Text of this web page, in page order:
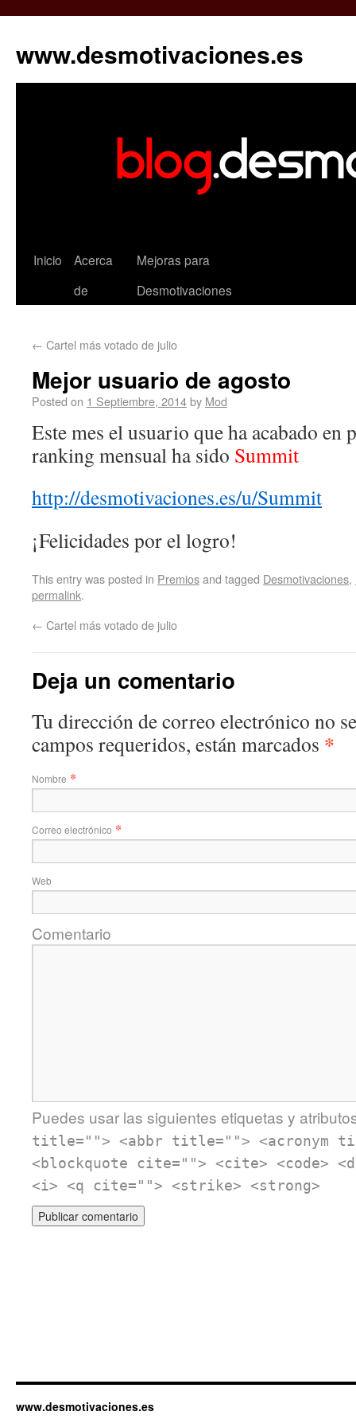
www.desmotivaciones.es
Inicio
Acerca
de
Mejoras para
Desmotivaciones
← Cartel más votado de julio
Mejor usuario de agosto
Posted on 1 Septiembre, 2014by Mod
Este mes el usuario que ha acabado
ranking mensual ha sido Summit
http://desmotivaciones.es/u/Summit
¡Felicidades por el logro!
This entry was posted in Premiosand tagged Desmotivaciones,
permalink.
← Cartel más votado de julio
Deja un comentario
Tu dirección de correo electrónico no
campos requeridos, están marcados *
Nombre *
Correo electrónico *
Web
Comentario
Puedes usar las siguientes etiquetas y
title=""> <abbr title=""> <acronym
<blockquote cite=""> <cite> <code>
<i> <q cite=""> <strike> <strong>
www.desmotivaciones.es